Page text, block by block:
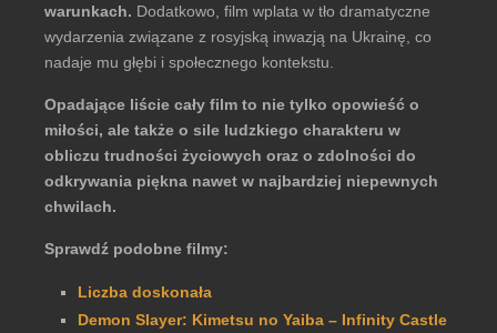
warunkach. Dodatkowo, film wplata w tło dramatyczne
wydarzenia związane z rosyjską inwazją na Ukrainę, co
nadaje mu głębi i społecznego kontekstu.
Opadające liście cały film to nie tylko opowieść o
miłości, ale także o sile ludzkiego charakteru w
obliczu trudności życiowych oraz o zdolności do
odkrywania piękna nawet w najbardziej niepewnych
chwilach.
Sprawdź podobne filmy:
Liczba doskonała
Demon Slayer: Kimetsu no Yaiba – Infinity Castle